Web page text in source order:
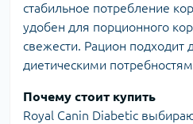
стабильное потребление
удобен для порционного
свежести. Рацион подходит
диетическими
Почему стоит купить
Royal Canin Diabetic